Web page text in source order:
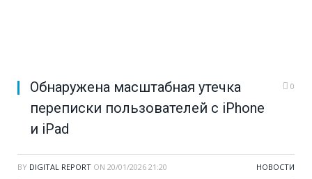
Обнаружена масштабная утечка
переписки пользователей с iPhone
и iPad
0
BY DIGITAL REPORT ON 20/01/2026 21:20 НОВОСТИ